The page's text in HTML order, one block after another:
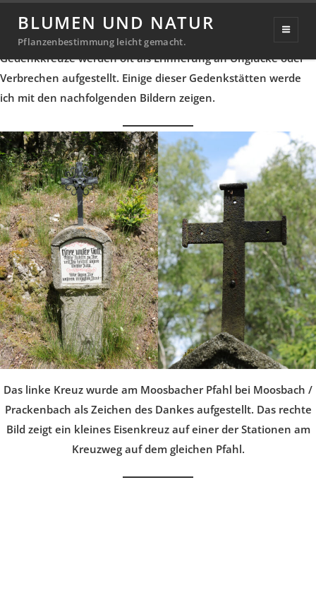
BLUMEN UND NATUR
Pflanzenbestimmung leicht gemacht.
Gedenkkreuze
Veröffentlicht
am
6. August 202030. März 2026
von
Michael
Richter
Gedenkkreuze werden oft als Erinnerung an Unglücke oder
Verbrechen aufgestellt. Einige dieser Gedenkstätten werde
ich mit den nachfolgenden Bildern zeigen.
Das linke Kreuz wurde am Moosbacher Pfahl bei Moosbach /
Prackenbach als Zeichen des Dankes aufgestellt. Das rechte
Bild zeigt ein kleines Eisenkreuz auf einer der Stationen am
Kreuzweg auf dem gleichen Pfahl.